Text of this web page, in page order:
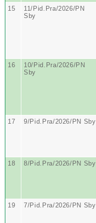
15
11/Pid.Pra/2026/PN
Sby
16
10/Pid.Pra/2026/PN
Sby
17
9/Pid.Pra/2026/PN Sby
18
8/Pid.Pra/2026/PN Sby
19
7/Pid.Pra/2026/PN Sby